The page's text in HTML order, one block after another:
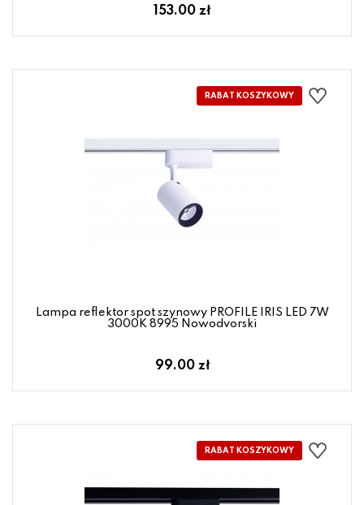
153.00 zł
Lampa reflektor spot szynowy PROFILE IRIS LED 7W
3000K 8995 Nowodvorski
99.00 zł